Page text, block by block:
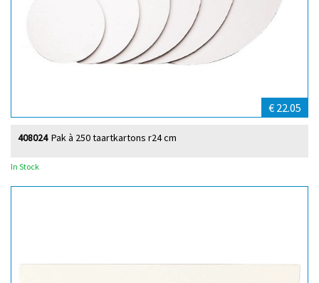
€ 22.05
Pak à 250 taartkartons r24 cm
408024
In Stock